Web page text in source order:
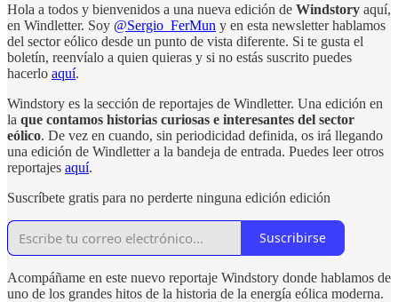
Hola a todos y bienvenidos a una nueva edición de Windstory aquí,
en Windletter. Soy @Sergio_FerMun y en esta newsletter hablamos
del sector eólico desde un punto de vista diferente. Si te gusta el
boletín, reenvíalo a quien quieras y si no estás suscrito puedes
hacerlo aquí.
Windstory es la sección de reportajes de Windletter. Una edición en
la que contamos historias curiosas e interesantes del sector
eólico. De vez en cuando, sin periodicidad definida, os irá llegando
una edición de Windletter a la bandeja de entrada. Puedes leer otros
reportajes aquí.
Suscríbete gratis para no perderte ninguna edición edición
Suscribirse
Acompáñame en este nuevo reportaje Windstory donde hablamos de
uno de los grandes hitos de la historia de la energía eólica moderna.